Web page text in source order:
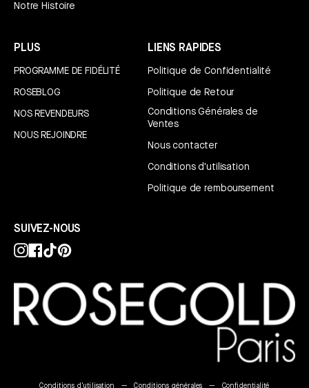
Notre Histoire
PLUS
PROGRAMME DE FIDÉLITÉ
ROSEBLOG
NOS REVENDEURS
NOUS REJOINDRE
LIENS RAPIDES
Politique de Confidentialité
Politique de Retour
Conditions Générales de
Ventes
Nous contacter
Conditions d'utilisation
Politique de remboursement
SUIVEZ-NOUS
Instagram
Facebook
TikTokPinterest
Conditions d'utilisation Conditions générales Confidentialité